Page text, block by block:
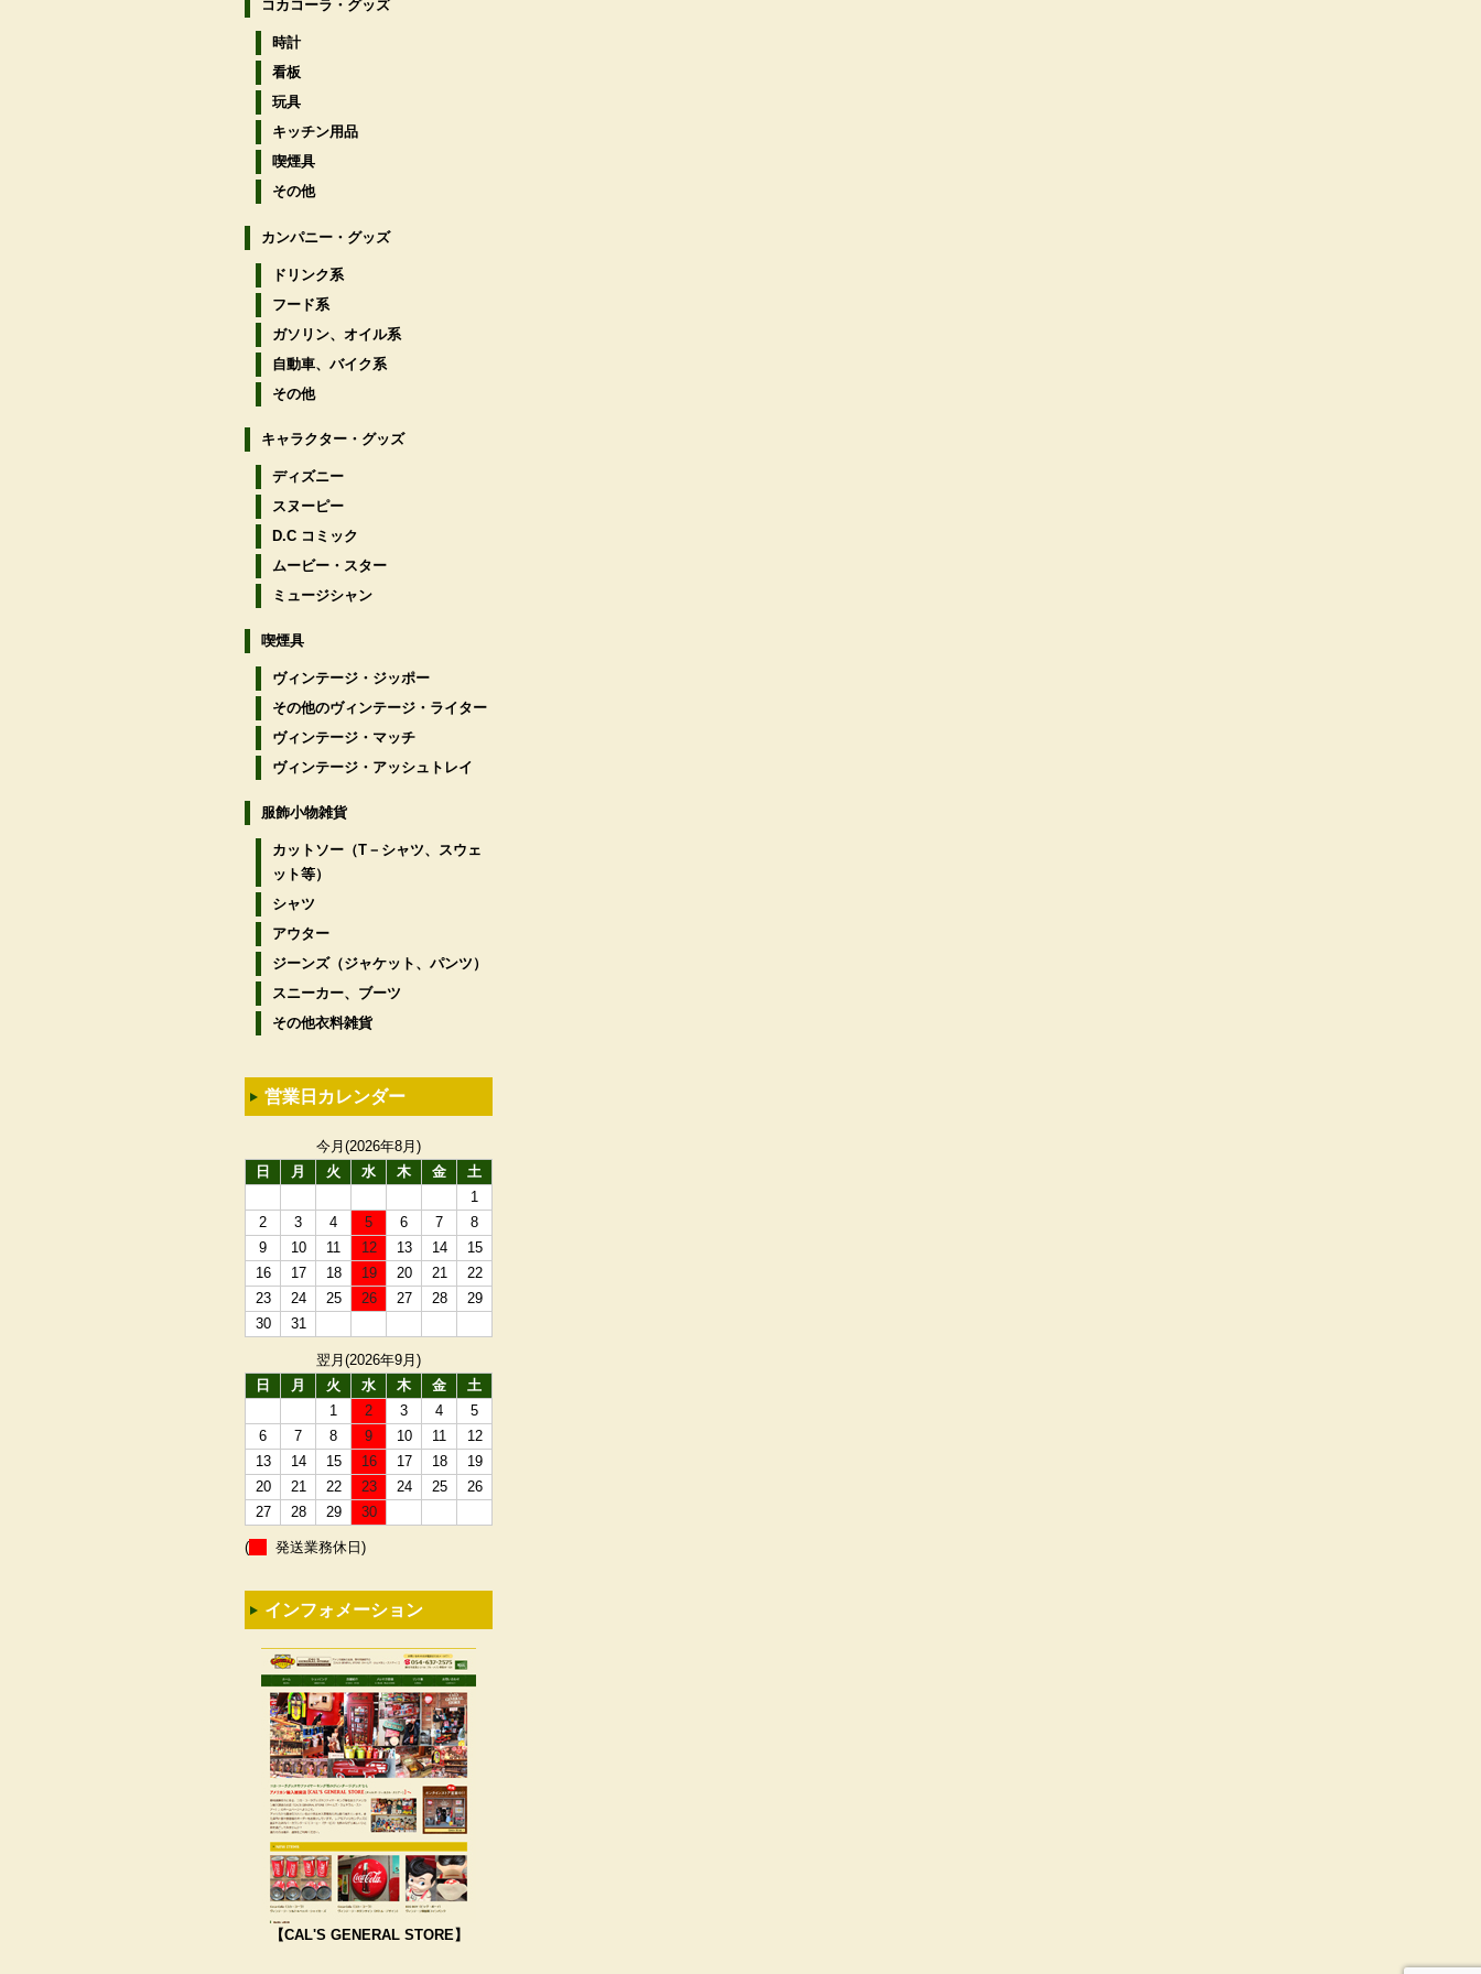
コカコーラ・グッズ
時計
看板
玩具
キッチン用品
喫煙具
その他
カンパニー・グッズ
ドリンク系
フード系
ガソリン、オイル系
自動車、バイク系
その他
キャラクター・グッズ
ディズニー
スヌーピー
D.C コミック
ムービー・スター
ミュージシャン
喫煙具
ヴィンテージ・ジッポー
その他のヴィンテージ・ライター
ヴィンテージ・マッチ
ヴィンテージ・アッシュトレイ
服飾小物雑貨
カットソー（T－シャツ、スウェ
ット等）
シャツ
アウター
ジーンズ（ジャケット、パンツ）
スニーカー、ブーツ
その他衣料雑貨
営業日カレンダー
今月(2026年8月)
日
月 火 水 木 金
土
1
2
3 4 5 6 7
8
9
10 11 12 13 14
15
16
17 18 19 20 21
22
23
24 25 26 27 28
29
30
31
翌月(2026年9月)
日
月 火 水 木 金
土
1
2 3 4
5
6
7 8 9 10 11
12
13
14 15 16 17 18
19
20
21 22 23 24 25
26
27
28 29 30
( 発送業務休日)
インフォメーション
【CAL'S GENERAL STORE】